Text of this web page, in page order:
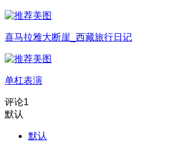
喜马拉雅大断崖_西藏旅行日记
单杠表演
评论1
默认
默认